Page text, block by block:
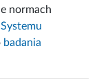
normach
badania